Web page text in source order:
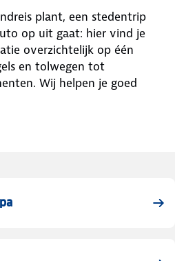
plant, een stedentrip
op uit gaat: hier vind je
overzichtelijk op één
en tolwegen tot
Wij helpen je goed